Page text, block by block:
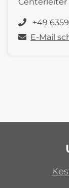
+49
E-Mail